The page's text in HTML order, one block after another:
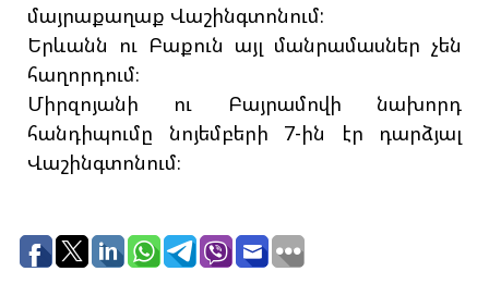
մայրաքաղաք Վաշինգտոնում:
Երևանն ու Բաքուն այլ մանրամասներ չեն
հաղորդում։
Միրզոյանի ու Բայրամովի նախորդ
հանդիպումը նոյեմբերի 7-ին էր դարձյալ
Վաշինգտոնում։